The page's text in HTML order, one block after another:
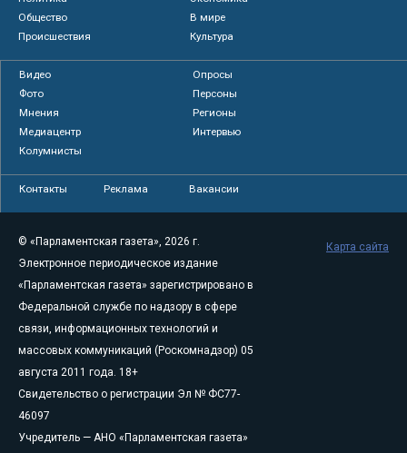
Общество
В мире
Происшествия
Культура
Видео
Опросы
Фото
Персоны
Мнения
Регионы
Медиацентр
Интервью
Колумнисты
Контакты Реклама Вакансии
© «Парламентская газета», 2026 г.
Электронное периодическое издание
«Парламентская газета» зарегистрировано в
Федеральной службе по надзору в сфере
связи, информационных технологий и
массовых коммуникаций (Роскомнадзор) 05
августа 2011 года. 18+
Свидетельство о регистрации Эл № ФС77-
46097
Учредитель — АНО «Парламентская газета»
Карта сайта